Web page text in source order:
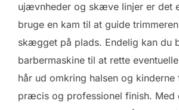
ujævnheder og skæve linjer er det
bruge en kam til at guide
skægget på plads. Endelig kan du
barbermaskine til at rette
hår ud omkring halsen og kinderne
præcis og professionel finish. Med